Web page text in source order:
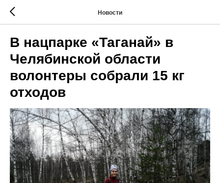
Новости
В нацпарке «Таганай» в
Челябинской области
волонтеры собрали 15 кг
отходов